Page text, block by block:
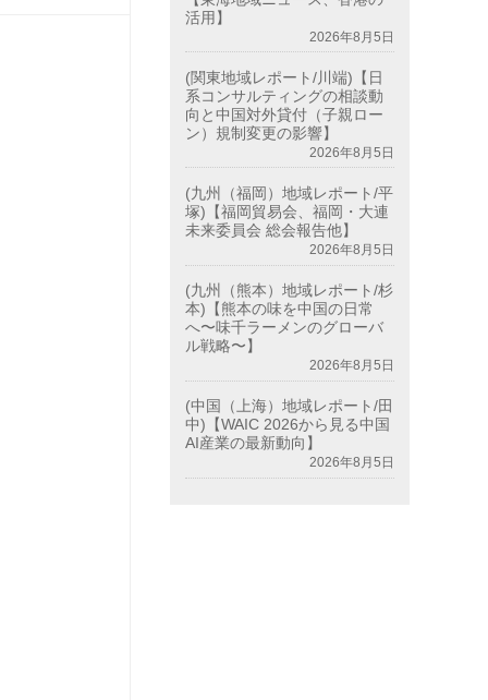
活用】
2026年8月5日
(関東地域レポート/川端)【日
系コンサルティングの相談動
向と中国対外貸付（子親ロー
ン）規制変更の影響】
2026年8月5日
(九州（福岡）地域レポート/平
塚)【福岡貿易会、福岡・大連
未来委員会 総会報告他】
2026年8月5日
(九州（熊本）地域レポート/杉
本)【熊本の味を中国の日常
へ〜味千ラーメンのグローバ
ル戦略〜】
2026年8月5日
(中国（上海）地域レポート/田
中)【WAIC 2026から見る中国
AI産業の最新動向】
2026年8月5日